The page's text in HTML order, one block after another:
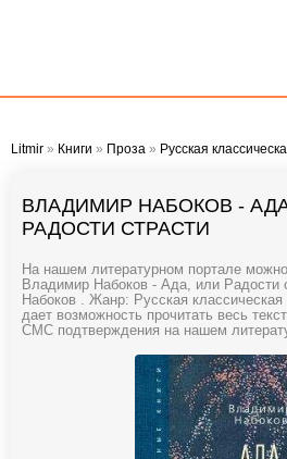
Litmir » Книги » Проза » Русская
ВЛАДИМИР НАБОКОВ -
РАДОСТИ СТРАСТИ
На нашем литературном портале можно
Владимир Набоков - Ада, или Радости
Набоков . Жанр: Русская
дает возможность прочитать весь
СМС подтверждения на нашем